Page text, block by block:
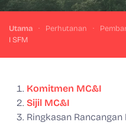
Utama Perhutanan
I SFM
Komitmen MC&I
Sijil MC&I
Ringkasan Rancangan